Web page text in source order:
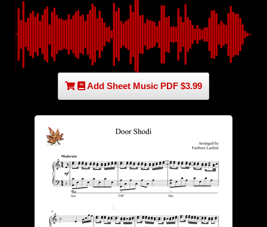
Add Sheet Music PDF $3.99